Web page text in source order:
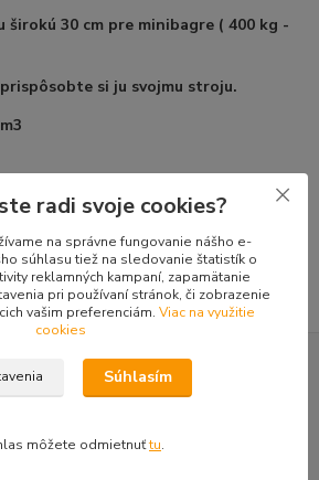
širokú 30 cm pre minibagre ( 400 kg -
si ju svojmu stroju.
kategóriách
si lyžicu na mini-bager
novinky, akcie a
radi svoje cookies?
na správne fungovanie nášho e-
súhlasu tiež na sledovanie štatistík o
reklamných kampaní, zapamätanie
pri používaní stránok, či zobrazenie
vašim preferenciám. Viac na využitie
cookies
Súhlasím
môžete odmietnuťtu.